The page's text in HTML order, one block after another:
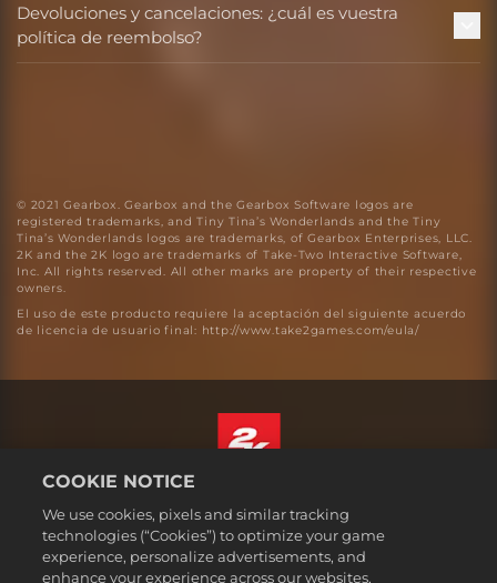
Devoluciones y cancelaciones: ¿cuál es vuestra
política de reembolso?
© 2021 Gearbox. Gearbox and the Gearbox Software logos are
registered trademarks, and Tiny Tina’s Wonderlands and the Tiny
Tina’s Wonderlands logos are trademarks, of Gearbox Enterprises, LLC.
2K and the 2K logo are trademarks of Take-Two Interactive Software,
Inc. All rights reserved. All other marks are property of their respective
owners.
El uso de este producto requiere la aceptación del siguiente acuerdo
de licencia de usuario final: http://www.take2games.com/eula/
Aviso legal
Política de privacidad
Español
COOKIE NOTICE
We use cookies, pixels and similar tracking
technologies (“Cookies”) to optimize your game
experience, personalize advertisements, and
enhance your experience across our websites,